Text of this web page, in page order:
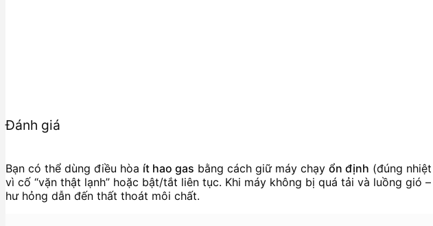
Đánh giá
Bạn có thể dùng điều hòa ít hao gas bằng cách giữ máy chạy ổn định (đúng
vì cố “vặn thật lạnh” hoặc bật/tắt liên tục. Khi máy không bị quá tải và luồng gió
hư hỏng dẫn đến thất thoát môi chất.